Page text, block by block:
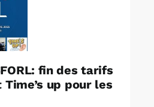
fin des tarifs
up pour les